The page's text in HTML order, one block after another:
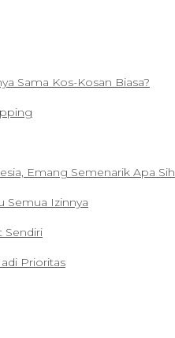
Sama Kos-Kosan Biasa?
Emang Semenarik Apa
Semua Izinnya
Sendiri
Prioritas